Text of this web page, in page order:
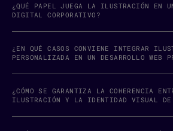
¿QUÉ PAPEL JUEGA LA ILUSTRACIÓN EN
DIGITAL CORPORATIVO?
¿EN QUÉ CASOS CONVIENE INTEGRAR
PERSONALIZADA EN UN DESARROLLO WEB
¿CÓMO SE GARANTIZA LA COHERENCIA
ILUSTRACIÓN Y LA IDENTIDAD VISUAL DE